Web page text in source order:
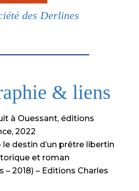
des Derlines
& liens
à Ouessant, éditions
2022
le destin d’un prêtre libertin
et roman
– 2018) – Editions Charles